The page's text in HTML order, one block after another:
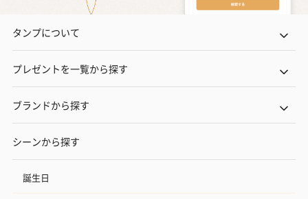
タンプについて
プレゼントを一覧から探す
ブランドから探す
シーンから探す
誕生日